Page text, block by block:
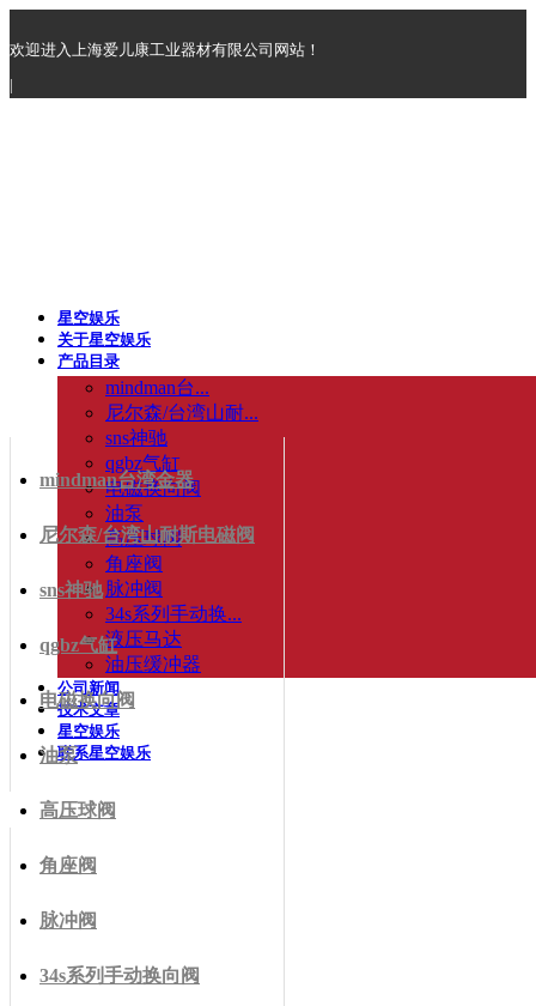
欢迎进入上海爱儿康工业器材有限公司网站！
|
星空娱乐
关于星空娱乐
产品目录
mindman台...
尼尔森/台湾山耐...
sns神驰
qgbz气缸
电磁换向阀
油泵
高压球阀
角座阀
脉冲阀
34s系列手动换...
液压马达
油压缓冲器
公司新闻
技术文章
星空娱乐
联系星空娱乐
mindman台湾金器
尼尔森/台湾山耐斯电磁阀
sns神驰
qgbz气缸
电磁换向阀
油泵
高压球阀
角座阀
脉冲阀
34s系列手动换向阀